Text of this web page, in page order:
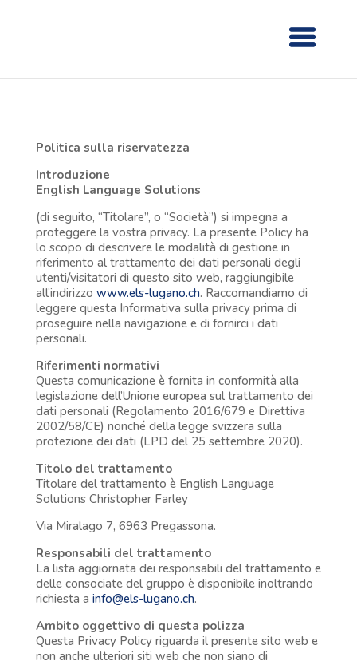
Politica sulla riservatezza
Introduzione
English Language Solutions
(di seguito, “Titolare”, o “Società”) si impegna a
proteggere la vostra privacy. La presente Policy ha
lo scopo di descrivere le modalità di gestione in
riferimento al trattamento dei dati personali degli
utenti/visitatori di questo sito web, raggiungibile
all’indirizzo www.els-lugano.ch. Raccomandiamo di
leggere questa Informativa sulla privacy prima di
proseguire nella navigazione e di fornirci i dati
personali.
Riferimenti normativi
Questa comunicazione è fornita in conformità alla
legislazione dell’Unione europea sul trattamento dei
dati personali (Regolamento 2016/679 e Direttiva
2002/58/CE) nonché della legge svizzera sulla
protezione dei dati (LPD del 25 settembre 2020).
Titolo del trattamento
Titolare del trattamento è English Language
Solutions Christopher Farley
Via Miralago 7, 6963 Pregassona.
Responsabili del trattamento
La lista aggiornata dei responsabili del trattamento e
delle consociate del gruppo è disponibile inoltrando
richiesta a info@els-lugano.ch.
Ambito oggettivo di questa polizza
Questa Privacy Policy riguarda il presente sito web e
non anche ulteriori siti web che non siano di